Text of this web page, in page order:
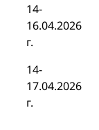
14-
16.04.2026
г.
14-
17.04.2026
г.